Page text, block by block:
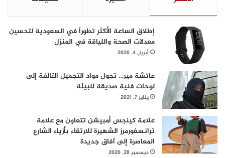
إطلاق الساعة الأكثر تطوراً في السعودية لتحسين
معدلات الصحة واللياقة في المنزل
أبريل 4, 2020
عائشة مير… تحول مواد التجميل التالفة إلى
لوحات فنية صديقة للبيئة
يناير 7, 2021
علامة كينجس أمبيشن تتعاون مع علامة
ترانسفورمرز الشهيرة للارتقاء بأزياء الشارع
المعاصرة إلى آفاق جديدة
ديسمبر 28, 2020